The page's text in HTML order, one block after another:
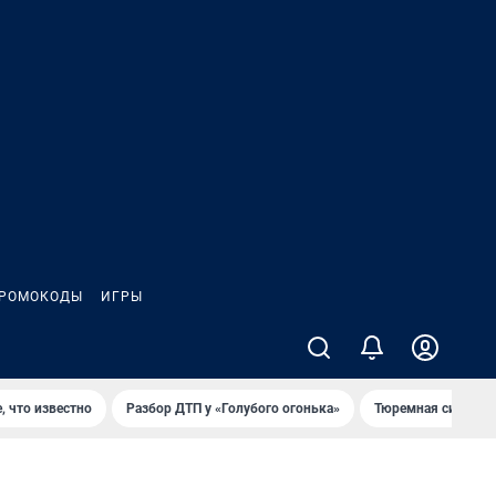
ИГРЫ
что известно Разбор ДТП у «Голубого огонька» Тюремная